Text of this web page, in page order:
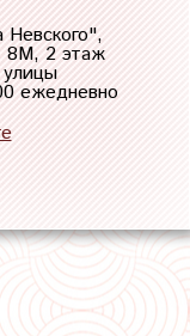
",
8М, 2 этаж
ежедневно